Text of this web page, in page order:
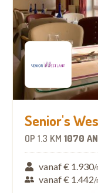
Senior's
OP 1.3 KM 1070
vanaf € 1.930/
vanaf € 1.442/